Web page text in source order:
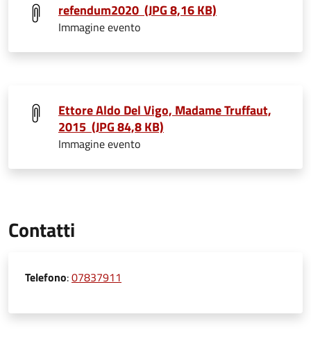
refendum2020 (JPG 8,16 KB)
Immagine evento
Ettore Aldo Del Vigo, Madame Truffaut,
2015 (JPG 84,8 KB)
Immagine evento
Contatti
Telefono:07837911